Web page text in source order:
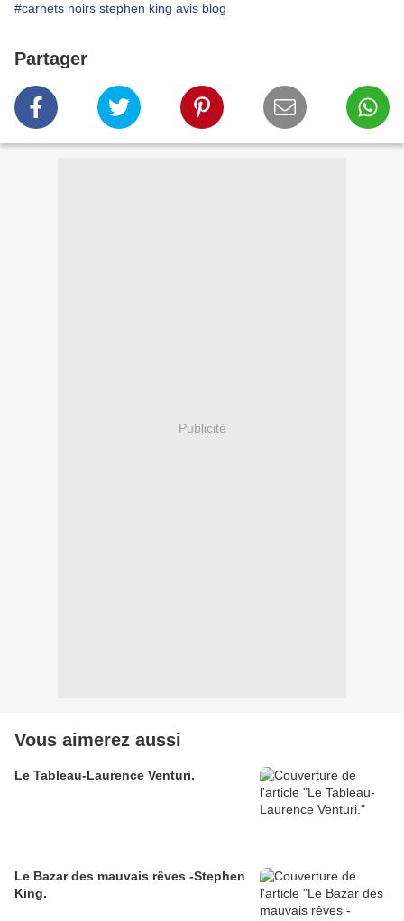
#carnets noirs stephen king avis blog
Partager
Publicité
Vous aimerez aussi
Le Tableau-Laurence Venturi.
Le Bazar des mauvais rêves -Stephen
King.